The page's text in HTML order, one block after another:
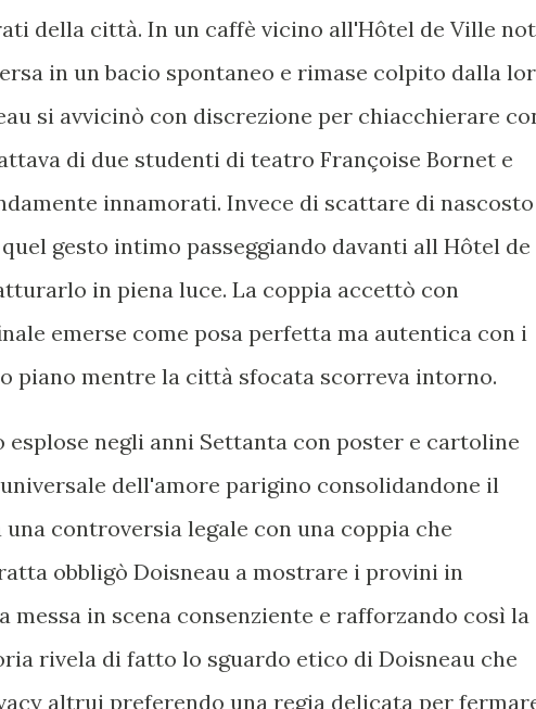
della città. In un caffè vicino all'Hôtel de Ville
in un bacio spontaneo e rimase colpito dalla
si avvicinò con discrezione per chiacchierare
di due studenti di teatro Françoise Bornet e
innamorati. Invece di scattare di nascosto
gesto intimo passeggiando davanti all Hôtel de
in piena luce. La coppia accettò con
emerse come posa perfetta ma autentica con i
piano mentre la città sfocata scorreva intorno.
negli anni Settanta con poster e cartoline
dell'amore parigino consolidandone il
controversia legale con una coppia che
obbligò Doisneau a mostrare i provini in
in scena consenziente e rafforzando così la
rivela di fatto lo sguardo etico di Doisneau che
altrui preferendo una regia delicata per